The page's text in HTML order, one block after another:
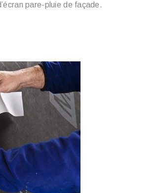
pare-plu­ie de façade.